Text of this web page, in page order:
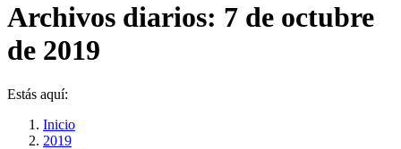
Archivos diarios: 7 de octubre
de 2019
Estás aquí:
Inicio
2019